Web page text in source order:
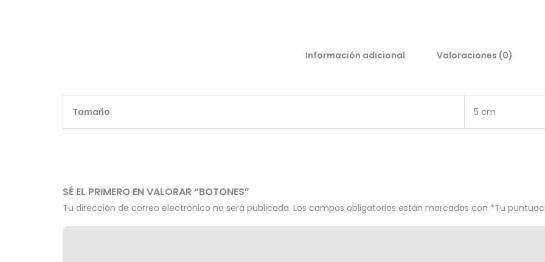
Información adicional Valoraciones (0)
Tamaño 5 cm
SÉ EL PRIMERO EN VALORAR “BOTONES”
Tu dirección de correo electrónico no será publicada. Los campos obligatorios están marcados con *Tu